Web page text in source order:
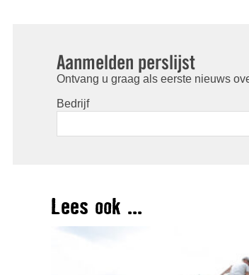
Aanmelden perslijst
Ontvang u graag als eerste nieuws
Bedrijf
Lees ook ...